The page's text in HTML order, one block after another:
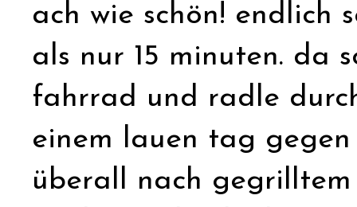
ach wie schön! endlich
als nur 15 minuten. da
fahrrad und radle
einem lauen tag
überall nach